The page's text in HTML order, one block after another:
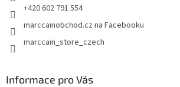
+420 602 791 554
marccainobchod.cz na Facebooku
marccain_store_czech
Informace pro Vás